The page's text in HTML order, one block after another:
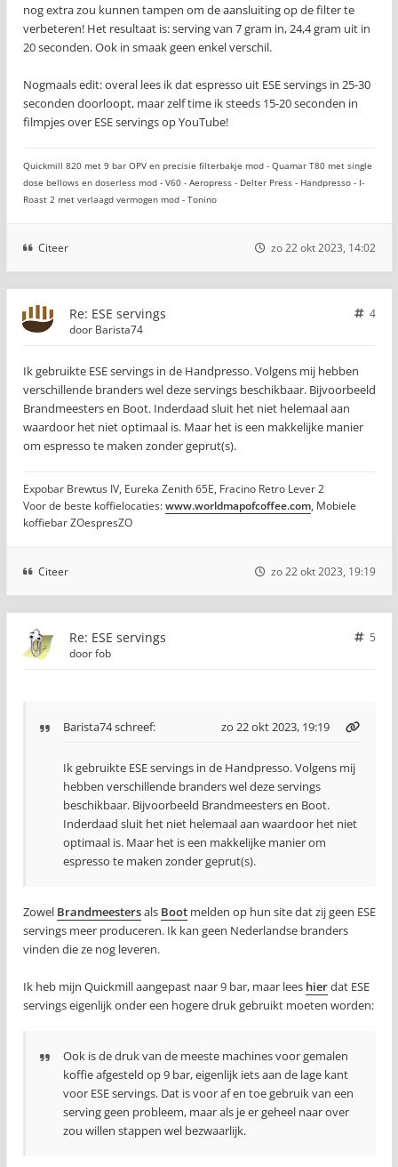
nog extra zou kunnen tampen om de aansluiting op de filter te
verbeteren! Het resultaat is: serving van 7 gram in, 24,4 gram uit in
20 seconden. Ook in smaak geen enkel verschil.
Nogmaals edit: overal lees ik dat espresso uit ESE servings in 25-30
seconden doorloopt, maar zelf time ik steeds 15-20 seconden in
filmpjes over ESE servings op YouTube!
Quickmill 820 met 9 bar OPV en precisie filterbakje mod - Quamar T80 met single
dose bellows en doserless mod - V60 - Aeropress - Delter Press - Handpresso - I-
Roast 2 met verlaagd vermogen mod - Tonino
Citeer zo 22 okt 2023, 14:02
Re: ESE servings
4
door Barista74
Ik gebruikte ESE servings in de Handpresso. Volgens mij hebben
verschillende branders wel deze servings beschikbaar. Bijvoorbeeld
Brandmeesters en Boot. Inderdaad sluit het niet helemaal aan
waardoor het niet optimaal is. Maar het is een makkelijke manier
om espresso te maken zonder geprut(s).
Expobar Brewtus IV, Eureka Zenith 65E, Fracino Retro Lever 2
Voor de beste koffielocaties:www.worldmapofcoffee.com, Mobiele
koffiebar ZOespresZO
Citeer zo 22 okt 2023, 19:19
Re: ESE servings
5
doorfob
Barista74schreef: zo 22 okt 2023, 19:19
Ik gebruikte ESE servings in de Handpresso. Volgens mij
hebben verschillende branders wel deze servings
beschikbaar. Bijvoorbeeld Brandmeesters en Boot.
Inderdaad sluit het niet helemaal aan waardoor het niet
optimaal is. Maar het is een makkelijke manier om
espresso te maken zonder geprut(s).
Zowel Brandmeestersals Boot melden op hun site dat zij geen ESE
servings meer produceren. Ik kan geen Nederlandse branders
vinden die ze nog leveren.
Ik heb mijn Quickmill aangepast naar 9 bar, maar lees hierdat ESE
servings eigenlijk onder een hogere druk gebruikt moeten worden:
Ook is de druk van de meeste machines voor gemalen
koffie afgesteld op 9 bar, eigenlijk iets aan de lage kant
voor ESE servings. Dat is voor af en toe gebruik van een
serving geen probleem, maar als je er geheel naar over
zou willen stappen wel bezwaarlijk.